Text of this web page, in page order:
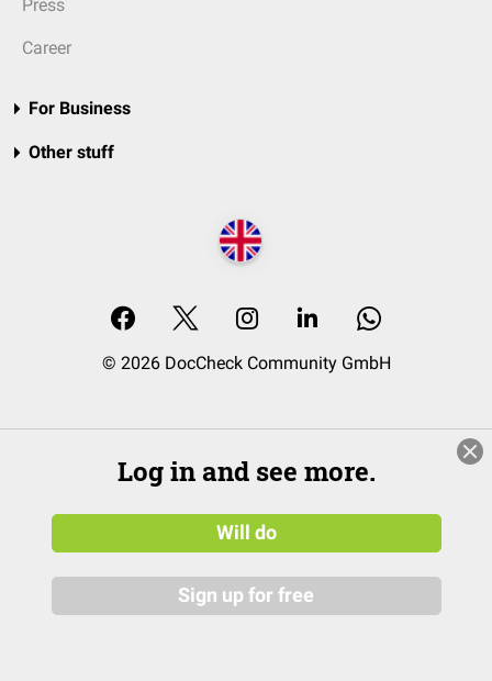
Press
Career
For Business
Other stuff
© 2026 DocCheck Community GmbH
Log in and see more.
Will do
Sign up for free